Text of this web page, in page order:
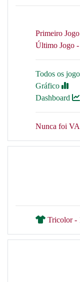
Primeiro
Último Jogo
Todos os
Gráfico
Dashboard
Nunca foi
Tricolor -